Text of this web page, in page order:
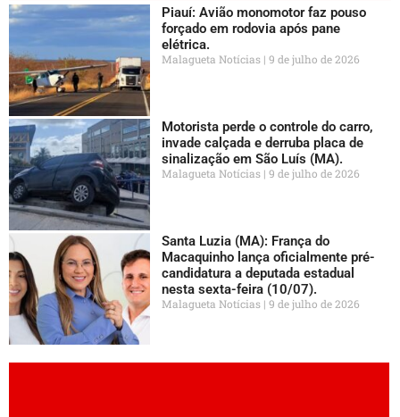
Piauí: Avião monomotor faz pouso
forçado em rodovia após pane
elétrica.
Malagueta Notícias 9 de julho de 2026
Motorista perde o controle do carro,
invade calçada e derruba placa de
sinalização em São Luís (MA).
Malagueta Notícias 9 de julho de 2026
Santa Luzia (MA): França do
Macaquinho lança oficialmente pré-
candidatura a deputada estadual
nesta sexta-feira (10/07).
Malagueta Notícias 9 de julho de 2026